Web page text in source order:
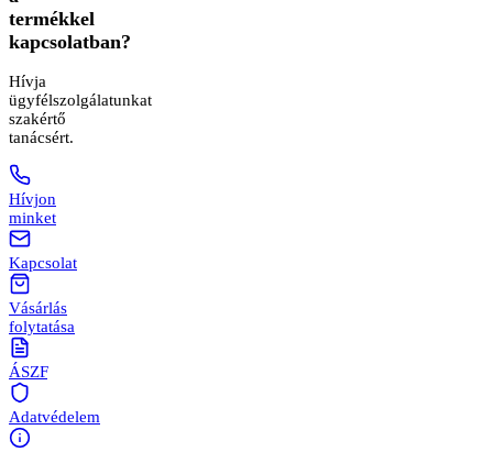
termékkel
kapcsolatban?
Hívja
ügyfélszolgálatunkat
szakértő
tanácsért.
Hívjon
minket
Kapcsolat
Vásárlás
folytatása
ÁSZF
Adatvédelem